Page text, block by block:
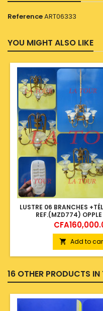
ReferenceART06333
YOU MIGHT ALSO LIKE
LUSTRE 06 BRANCHES
REF.(MZD774) OPPLE
Price
 Add to
16 OTHER PRODUCTS